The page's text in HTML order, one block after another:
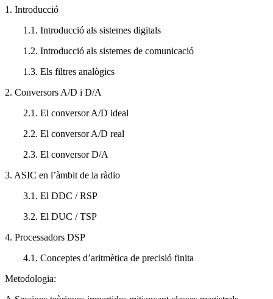
1. Introducció
1.1. Introducció als sistemes digitals
1.2. Introducció als sistemes de comunicació
1.3. Els filtres analògics
2. Conversors A/D i D/A
2.1. El conversor A/D ideal
2.2. El conversor A/D real
2.3. El conversor D/A
3. ASIC en l’àmbit de la ràdio
3.1. El DDC / RSP
3.2. El DUC / TSP
4. Processadors DSP
4.1. Conceptes d’aritmètica de precisió finita
Metodologia: